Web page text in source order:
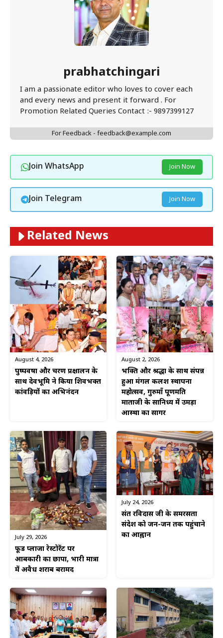
prabhatchingari
I am a passionate editor who loves to cover each
and every news and present it forward . For
Promotion Related Queries Contact :- 9897399127
For Feedback - feedback@example.com
Join WhatsApp Join Now
Join Telegram Join Now
Related News
August 4, 2026
पुष्पवर्षा और चरण प्रक्षालन के
साथ देवभूमि ने किया शिवभक्त
कांवड़ियों का अभिनंदन
August 2, 2026
भक्ति और श्रद्धा के साथ संपन्न
हुआ मंगल कलश स्थापना
महोत्सव, गुरुमाँ पूर्णमति
माताजी के सानिध्य में उमड़ा
आस्था का सागर
July 29, 2026
फूड प्लाजा रेस्टोरेंट पर
आबकारी का छापा, भारी मात्रा
में अवैध शराब बरामद
July 24, 2026
संत रविदास जी के समरसता
संदेश को जन-जन तक पहुंचाने
का आह्वान